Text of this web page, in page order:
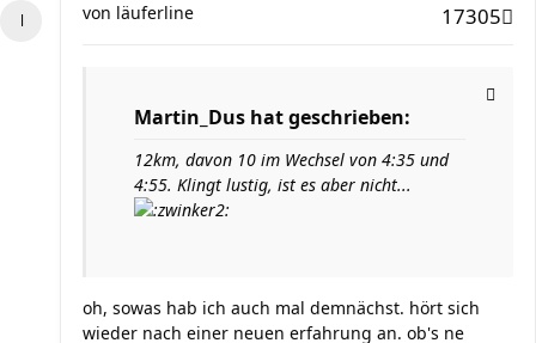
17305
von läuferline
Martin_Dus hat geschrieben:
12km, davon 10 im Wechsel von 4:35 und
4:55. Klingt lustig, ist es aber nicht...
oh, sowas hab ich auch mal demnächst. hört sich
wieder nach einer neuen erfahrung an. ob's ne